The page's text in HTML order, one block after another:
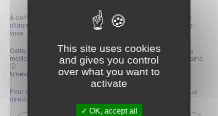
À compter du 1er juillet 2026, la remise des cartes nationales
d’identité et des passeports s’effectue uniquement sur rendez-
vous.
Cette nouvelle organisation permet de vous accueillir dans de
meilleures conditions et de limiter votre temps d’attente en mairie
🙂
N’hésitez pas à relayer l’information autour de vous. 🙏
Pour retirer votre titre d’identité, merci de prendre rendez-vous
directement sur le site internet de la Ville :
This site uses cookies
and gives you control
over what you want to
activate
OK, accept all